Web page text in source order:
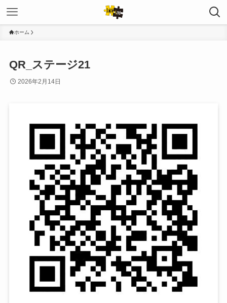
ホーム
QR_ステージ21
2026年2月14日